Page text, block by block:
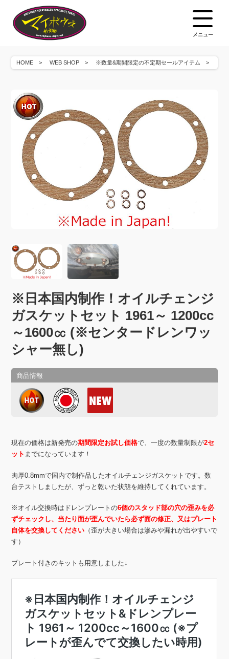
メニュー
HOME WEB SHOP ※数量&期間限定の不定期セールアイテム
※日本国内制作！オイルチェンジ
ガスケットセット 1961～ 1200cc
～1600㏄ (※センタードレンワッ
シャー無し)
現在の価格は新発売の期間限定お試し価格で、一度の数量制限が2セ
ット までになっています！
肉厚0.8mmで国内で制作品したオイルチェンジガスケットです。数
台テストしましたが、ずっと乾いた状態を維持してくれています。
※オイル交換時はドレンプレートの6個のスタッド部の穴の歪みを必
ずチェックし、当たり面が歪んでいたら必ず面の修正、又はプレート
自体を交換してください （歪が大きい場合は滲みや漏れが出やすいで
す）
プレート付きのキットも用意しました↓